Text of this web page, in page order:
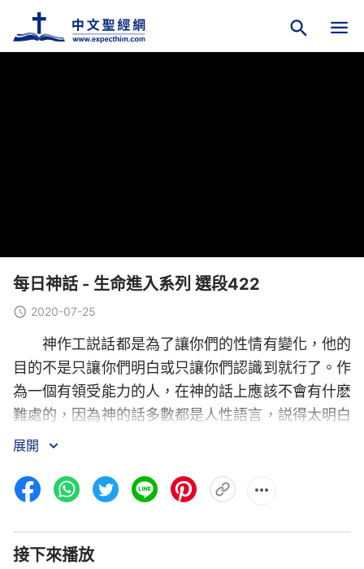
每日神話 - 生命進入系列 選段422
2020-07-25
神作工説話都是為了讓你們的性情有變化，他的
目的不是只讓你們明白或只讓你們認識到就行了。作
為一個有領受能力的人，在神的話上應該不會有什麽
難處的，因為神的話多數都是人性語言，説得太明白
了，例如神讓明白什麽、神讓實行什麽都可以知道，
在的説話更是清楚透亮，許多人未考慮到的事或人的
如明月一般。所以説，到現在這個時候，許多問題人
都清楚都明白了，就差人去實行了。各方面的
展開
接下來播放